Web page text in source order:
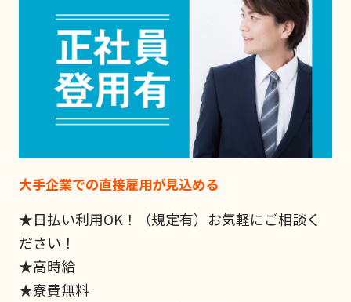
大手企業での直接雇用が見込める
★日払い利用OK！（規定有）お気軽にご相談く
ださい！
★高時給
★寮費無料